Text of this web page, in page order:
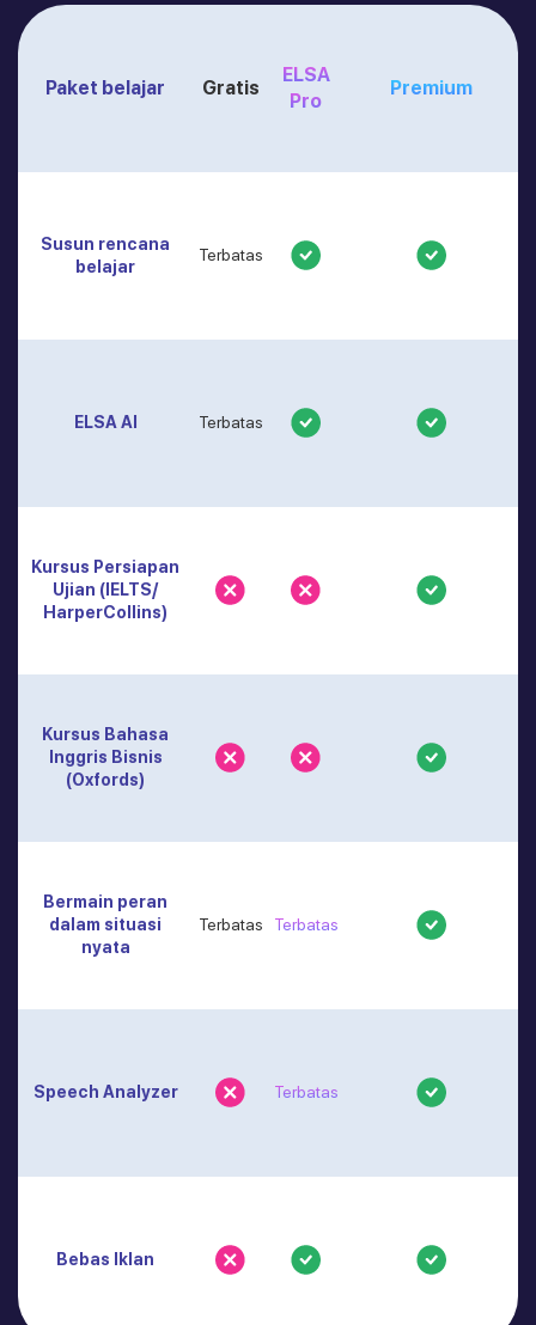
Paket belajar Gratis
ELSA
Pro
Premium
Susun rencana
belajar
Terbatas
ELSA AI Terbatas
Kursus Persiapan
Ujian (IELTS/
HarperCollins)
Kursus Bahasa
Inggris Bisnis
(Oxfords)
Bermain peran
dalam situasi
nyata
Terbatas Terbatas
Speech Analyzer Terbatas
Bebas Iklan